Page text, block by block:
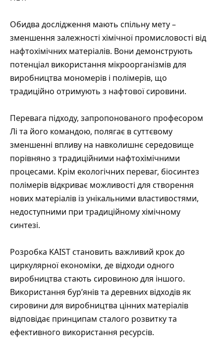
Обидва дослідження мають спільну мету –
зменшення залежності хімічної промисловості від
нафтохімічних матеріалів. Вони демонструють
потенціал використання мікроорганізмів для
виробництва мономерів і полімерів, що
традиційно отримують з нафтової сировини.
Перевага підходу, запропонованого професором
Лі та його командою, полягає в суттєвому
зменшенні впливу на навколишнє середовище
порівняно з традиційними нафтохімічними
процесами. Крім екологічних переваг, біосинтез
полімерів відкриває можливості для створення
нових матеріалів із унікальними властивостями,
недоступними при традиційному хімічному
синтезі.
Розробка KAIST становить важливий крок до
циркулярної економіки, де відходи одного
виробництва стають сировиною для іншого.
Використання бур’янів та деревних відходів як
сировини для виробництва цінних матеріалів
відповідає принципам сталого розвитку та
ефективного використання ресурсів.